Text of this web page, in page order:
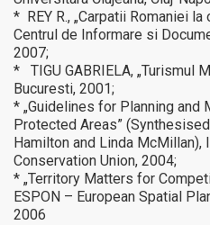
* REY R., „Carpatii Romaniei
Centrul de Informare si
2007;
* TIGU GABRIELA, „Turismul
Bucuresti, 2001;
* „Guidelines for Planning and
Protected Areas”
Hamilton and Linda McMillan),
Conservation Union, 2004;
* „Territory Matters for
ESPON – European Spatial
2006